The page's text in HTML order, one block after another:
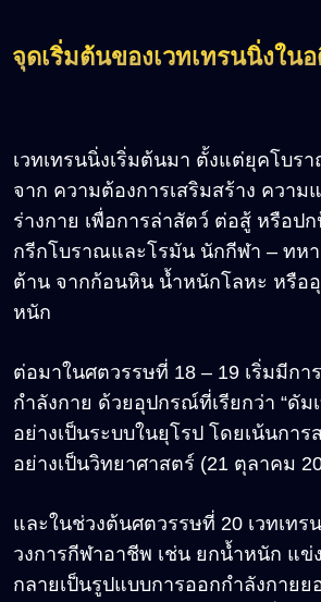
จุดเริ่มต้นของเวทเทรนนิ่งใน
เวทเทรนนิ่งเริ่มต้นมา ตั้งแต่ยุคโบร
จาก ความต้องการเสริมสร้าง ความ
ร่างกาย เพื่อการล่าสัตว์ ต่อสู้ หรือปก
กรีกโบราณและโรมัน นักกีฬา – ทห
ต้าน จากก้อนหิน น้ำหนักโลหะ หรือ
หนัก
ต่อมาในศตวรรษที่ 18 – 19 เริ่มมีก
กำลังกาย ด้วยอุปกรณ์ที่เรียกว่า “ดัมเ
อย่างเป็นระบบในยุโรป โดยเน้นการ
อย่างเป็นวิทยาศาสตร์ (21 ตุลาคม
และในช่วงต้นศตวรรษที่ 20 เวทเทร
วงการกีฬาอาชีพ เช่น ยกน้ำหนัก แข่
กลายเป็นรูปแบบการออกกำลังกาย